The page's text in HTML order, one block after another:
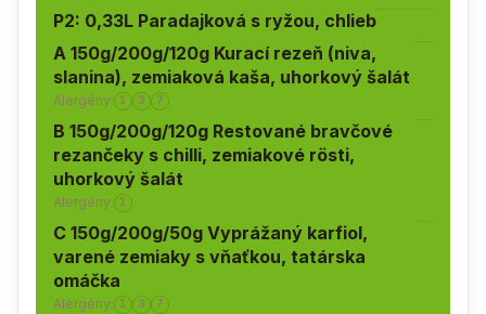
P2: 0,33L Paradajková s ryžou, chlieb
A 150g/200g/120g Kurací rezeň (niva,
slanina), zemiaková kaša, uhorkový šalát
Alergény: 1 3 7
B 150g/200g/120g Restované bravčové
rezančeky s chilli, zemiakové rösti,
uhorkový šalát
Alergény: 1
C 150g/200g/50g Vyprážaný karfiol,
varené zemiaky s vňaťkou, tatárska
omáčka
Alergény: 1 3 7